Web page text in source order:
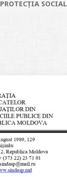
PROTECȚIA